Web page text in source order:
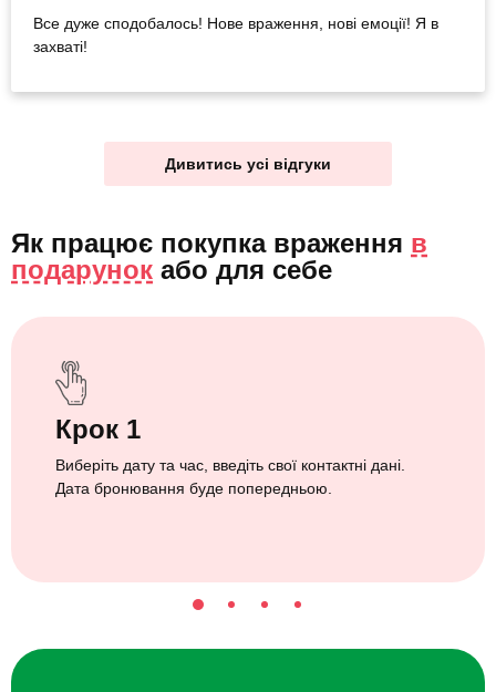
Все дуже сподобалось! Нове враження, нові емоції! Я в
захваті!
Дивитись усі відгуки
Як працює покупка враження в
подарунок або для себе
Крок 1
Виберіть дату та час, введіть свої контактні дані.
Дата бронювання буде попередньою.